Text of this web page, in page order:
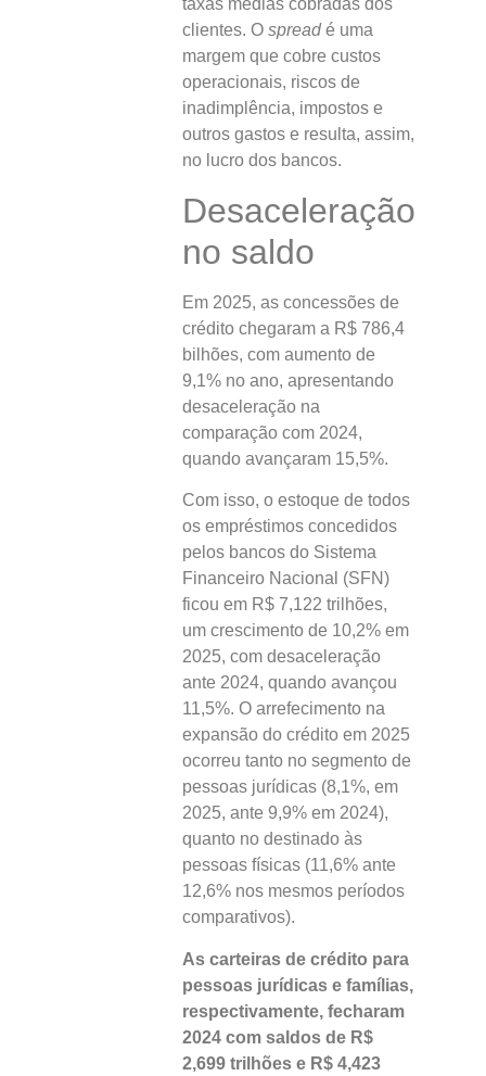
taxas médias cobradas dos
clientes. O spreadé uma
margem que cobre custos
operacionais, riscos de
inadimplência, impostos e
outros gastos e resulta, assim,
no lucro dos bancos.
Desaceleração
no saldo
Em 2025, as concessões de
crédito chegaram a R$ 786,4
bilhões, com aumento de
9,1% no ano, apresentando
desaceleração na
comparação com 2024,
quando avançaram 15,5%.
Com isso, o estoque de todos
os empréstimos concedidos
pelos bancos do Sistema
Financeiro Nacional (SFN)
ficou em R$ 7,122 trilhões,
um crescimento de 10,2% em
2025, com desaceleração
ante 2024, quando avançou
11,5%. O arrefecimento na
expansão do crédito em 2025
ocorreu tanto no segmento de
pessoas jurídicas (8,1%, em
2025, ante 9,9% em 2024),
quanto no destinado às
pessoas físicas (11,6% ante
12,6% nos mesmos períodos
comparativos).
As carteiras de crédito para
pessoas jurídicas e famílias,
respectivamente, fecharam
2024 com saldos de R$
2,699 trilhões e R$ 4,423